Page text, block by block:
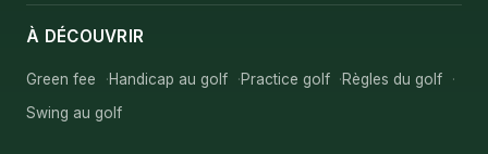
À DÉCOUVRIR
Green fee Handicap au golf Practice golf
Règles du golf
Swing au golf